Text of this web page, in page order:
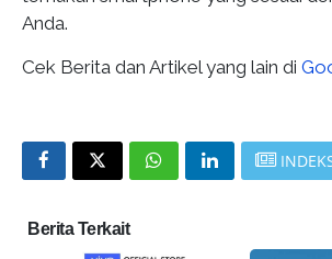
Anda.
Cek Berita dan Artikel yang lain di
Berita Terkait